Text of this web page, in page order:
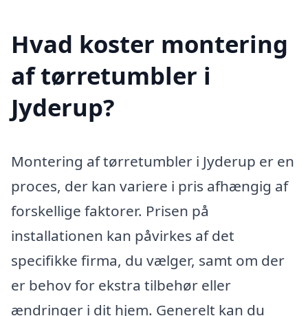
Hvad koster montering
af tørretumbler i
Jyderup?
Montering af tørretumbler i Jyderup er en
proces, der kan variere i pris afhængig af
forskellige faktorer. Prisen på
installationen kan påvirkes af det
specifikke firma, du vælger, samt om der
er behov for ekstra tilbehør eller
ændringer i dit hjem. Generelt kan du